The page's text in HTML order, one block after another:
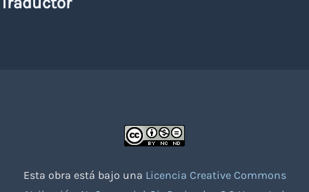
Esta obra está bajo una Licencia Creative Commons